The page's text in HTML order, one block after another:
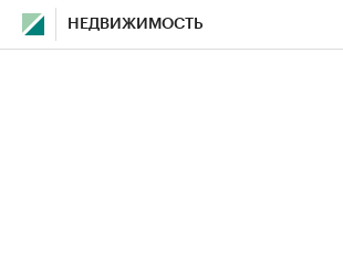
НЕДВИЖИМОСТЬ